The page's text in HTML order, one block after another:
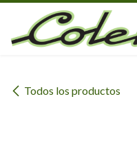
Ir al contenido
Todos los productos